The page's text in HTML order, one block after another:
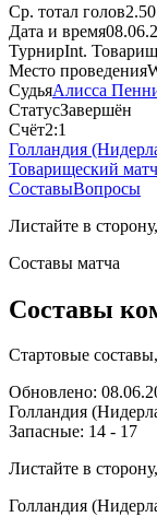
Ср. тотал голов2.50
Дата и время
ТурнирInt.
Место проведения
СудьяАлисса
СтатусЗавершён
Счёт2:1
Голландия
Товарищеский
СоставыВопросы
Листайте в
Составы матча
Составы
Стартовые
Обновлено:
Голландия
Запасные: 14 - 17
Листайте в
Голландия